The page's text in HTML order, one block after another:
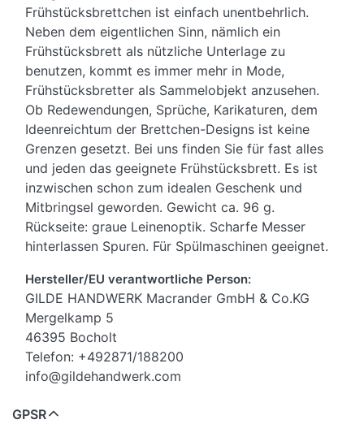
Frühstücksbrettchen ist einfach unentbehrlich.
Neben dem eigentlichen Sinn, nämlich ein
Frühstücksbrett als nützliche Unterlage zu
benutzen, kommt es immer mehr in Mode,
Frühstücksbretter als Sammelobjekt anzusehen.
Ob Redewendungen, Sprüche, Karikaturen, dem
Ideenreichtum der Brettchen-Designs ist keine
Grenzen gesetzt. Bei uns finden Sie für fast alles
und jeden das geeignete Frühstücksbrett. Es ist
inzwischen schon zum idealen Geschenk und
Mitbringsel geworden. Gewicht ca. 96 g.
Rückseite: graue Leinenoptik. Scharfe Messer
hinterlassen Spuren. Für Spülmaschinen geeignet.
Hersteller/EU verantwortliche Person:
GILDE HANDWERK Macrander GmbH & Co.KG
Mergelkamp 5
46395 Bocholt
Telefon: +492871/188200
info@gildehandwerk.com
GPSR